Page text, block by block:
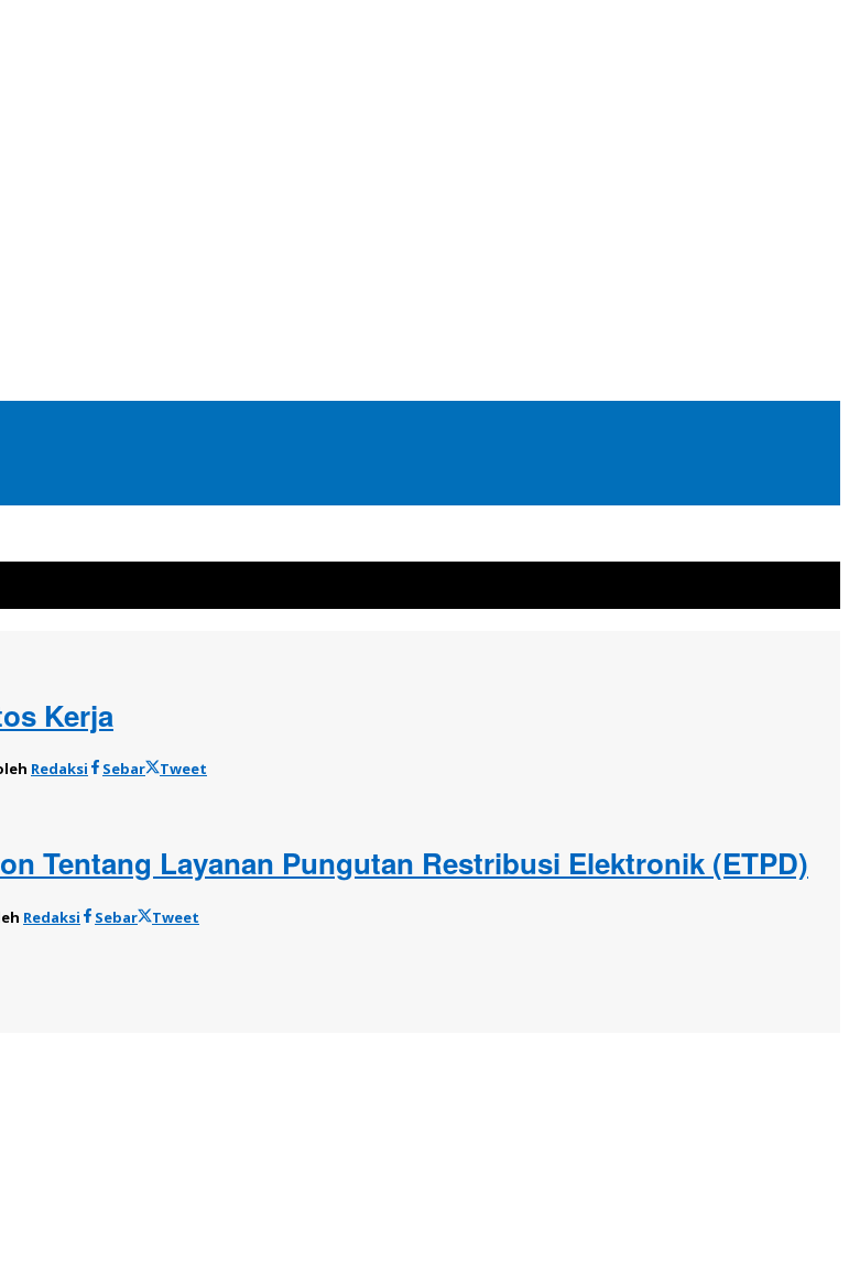
Kerja
Redaksi Sebar
Tweet
Tentang Layanan Pungutan Restribusi Elektronik (ETPD)
Redaksi Sebar
Tweet